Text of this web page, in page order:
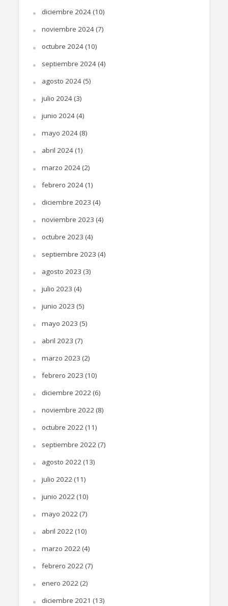
diciembre 2024(10)
noviembre 2024(7)
octubre 2024(10)
septiembre 2024(4)
agosto 2024(5)
julio 2024(3)
junio 2024(4)
mayo 2024(8)
abril 2024(1)
marzo 2024(2)
febrero 2024(1)
diciembre 2023 (4)
noviembre 2023 (4)
octubre 2023 (4)
septiembre 2023 (4)
agosto 2023 (3)
julio 2023 (4)
junio 2023 (5)
mayo 2023 (5)
abril 2023 (7)
marzo 2023 (2)
febrero 2023 (10)
diciembre 2022(6)
noviembre 2022(8)
octubre 2022(11)
septiembre 2022(7)
agosto 2022(13)
julio 2022(11)
junio 2022(10)
mayo 2022(7)
abril 2022(10)
marzo 2022(4)
febrero 2022(7)
enero 2022(2)
diciembre 2021 (13)